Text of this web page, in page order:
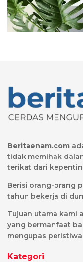
Beritaenam.com
tidak memihak
terikat dari
Berisi orang-orang
tahun bekerja di
Tujuan utama kami
yang bermanfaat
mengupas peristiwa.
Kategori